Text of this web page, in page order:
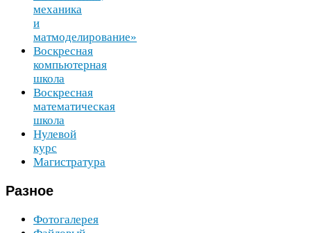
механика
и
матмоделирование»
Воскресная
компьютерная
школа
Воскресная
математическая
школа
Нулевой
курс
Магистратура
Разное
Фотогалерея